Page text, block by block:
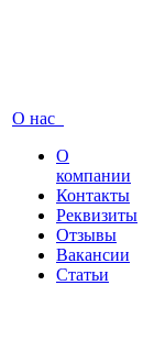
О нас
О
компании
Контакты
Реквизиты
Отзывы
Вакансии
Статьи